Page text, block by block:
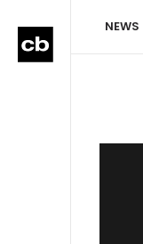
NEWS